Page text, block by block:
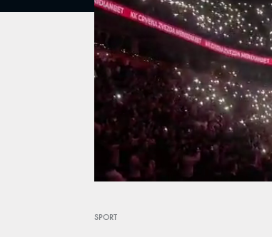
Unmute
SPORT